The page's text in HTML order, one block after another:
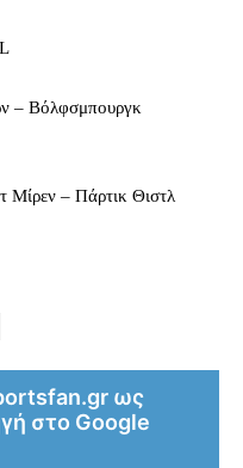
– Βόλφσμπουργκ
Μίρεν – Πάρτικ Θιστλ
ως
στο Google